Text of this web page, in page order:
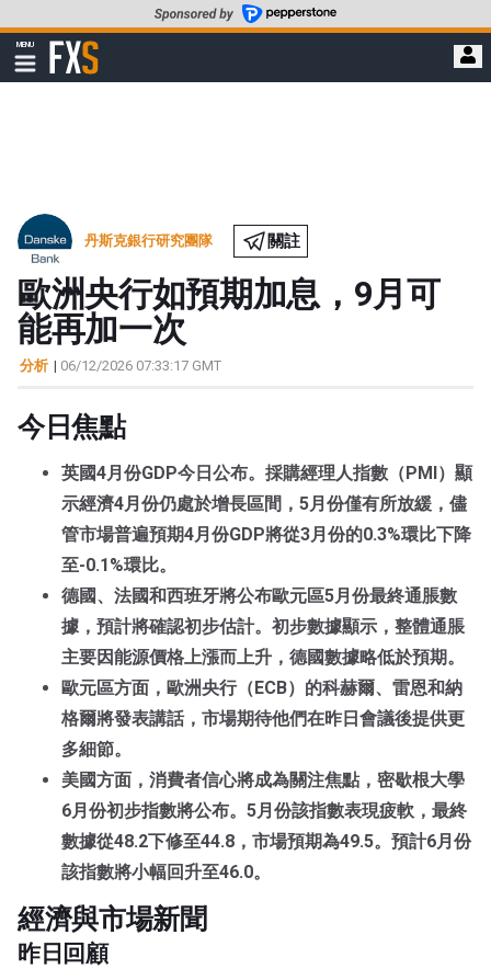
至
要
MENU
顯
示
FXStreet
丹斯克銀行研究團隊 關註
歐洲央行如預期加息，9月可
能再加一次
分析 | 06/12/2026 07:33:17 GMT
今日焦點
英國4月份GDP今日公布。採購經理人指數（PMI）顯
示經濟4月份仍處於增長區間，5月份僅有所放緩，儘
管市場普遍預期4月份GDP將從3月份的0.3%環比下降
至-0.1%環比。
德國、法國和西班牙將公布歐元區5月份最終通脹數
據，預計將確認初步估計。初步數據顯示，整體通脹
主要因能源價格上漲而上升，德國數據略低於預期。
歐元區方面，歐洲央行（ECB）的科赫爾、雷恩和納
格爾將發表講話，市場期待他們在昨日會議後提供更
多細節。
美國方面，消費者信心將成為關注焦點，密歇根大學
6月份初步指數將公布。5月份該指數表現疲軟，最終
數據從48.2下修至44.8，市場預期為49.5。預計6月份
該指數將小幅回升至46.0。
經濟與市場新聞
昨日回顧